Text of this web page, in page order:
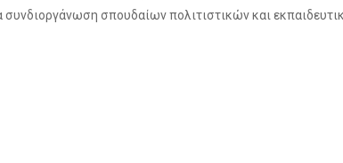
συνδιοργάνωση σπουδαίων πολιτιστικών και